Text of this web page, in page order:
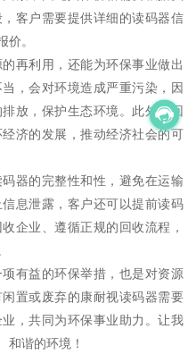
客户需要提供详细的读码器信
价。
再利用，还能为环保事业做出
，会对环境造成严重污染，因
放，保护生态环境。此外，回
济的发展，推动经济社会的可
器的完整性和性，避免在运输
息泄露，客户还可以提前读码
企业、遵循正规的回收流程，
有益的环保举措，也是对资源
置或废弃的康耐视读码器需要
，共同为环保事业助力。让我
和谐的环境！